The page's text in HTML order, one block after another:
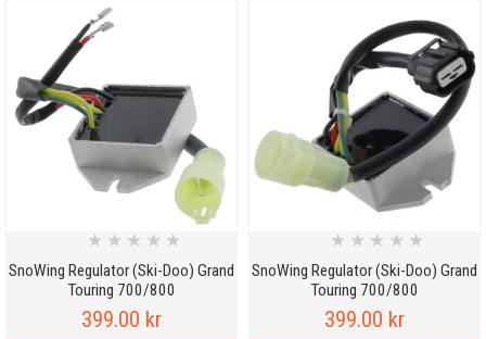
SnoWing Regulator (Ski-Doo) Grand
Touring 700/800
★ ★ ★ ★ ★
399.00 kr
SnoWing Regulator (Ski-Doo) Grand
Touring 700/800
★ ★ ★ ★ ★
399.00 kr